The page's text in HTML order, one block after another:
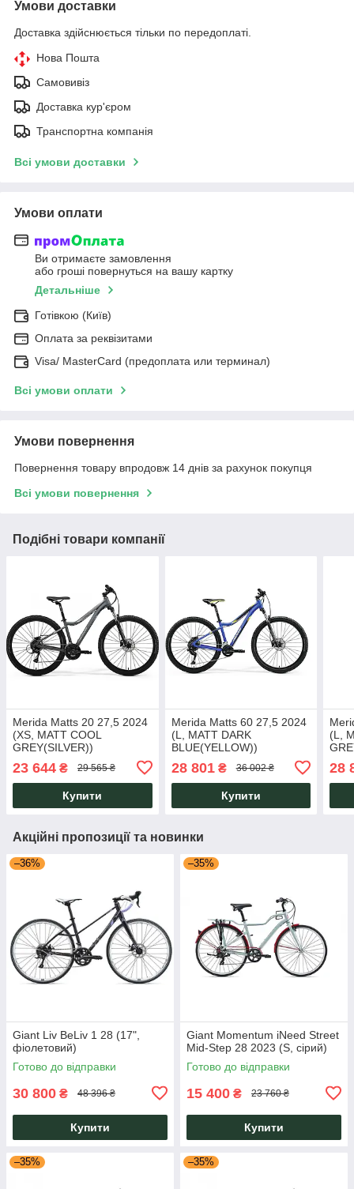
Умови доставки
Доставка здійснюється тільки по передоплаті.
Нова Пошта
Самовивіз
Доставка кур'єром
Транспортна компанія
Всі умови доставки
Умови оплати
Ви отримаєте замовлення
або гроші повернуться на вашу картку
Детальніше
Готівкою (Київ)
Оплата за реквізитами
Visa/ MasterCard (предоплата или терминал)
Всі умови оплати
Умови повернення
Повернення товару впродовж 14 днів за рахунок покупця
Всі умови повернення
Подібні товари компанії
Merida Matts 20 27,5 2024
(XS, MATT COOL
GREY(SILVER))
23 644 ₴ 29 565 ₴
Купити
Merida Matts 60 27,5 2024
(L, MATT DARK
BLUE(YELLOW))
28 801₴ 36 002 ₴
Купити
(L,
28
Акційні пропозиції та новинки
–36%
Giant Liv BeLiv 1 28 (17",
фіолетовий)
Готово до відправки
30 800 ₴ 48 396 ₴
Купити
–35%
Giant Momentum iNeed Street
Mid-Step 28 2023 (S, сірий)
Готово до відправки
15 400 ₴ 23 760 ₴
Купити
–35% –35%